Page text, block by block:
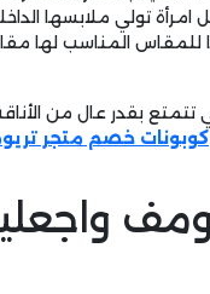
تولي ملابسها
للمقاس المناسب لها
تتمتع بقدر عال من
كوبونات خصم متجر